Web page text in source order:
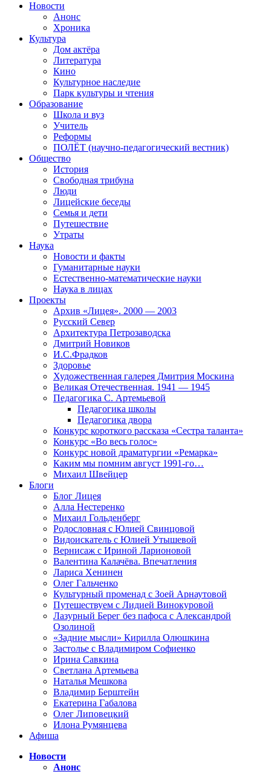
Новости
Анонс
Хроника
Культура
Дом актёра
Литература
Кино
Культурное наследие
Парк культуры и чтения
Образование
Школа и вуз
Учитель
Реформы
ПОЛЁТ (научно-педагогический вестник)
Общество
История
Свободная трибуна
Люди
Лицейские беседы
Семья и дети
Путешествие
Утраты
Наука
Новости и факты
Гуманитарные науки
Естественно-математические науки
Наука в лицах
Проекты
Архив «Лицея». 2000 — 2003
Русский Север
Архитектура Петрозаводска
Дмитрий Новиков
И.С.Фрадков
Здоровье
Художественная галерея Дмитрия Москина
Великая Отечественная. 1941 — 1945
Педагогика С. Артемьевой
Педагогика школы
Педагогика двора
Конкурс короткого рассказа «Сестра таланта»
Конкурс «Во весь голос»
Конкурс новой драматургии «Ремарка»
Каким мы помним август 1991-го…
Михаил Швейцер
Блоги
Блог Лицея
Алла Нестеренко
Михаил Гольденберг
Родословная с Юлией Свинцовой
Видоискатель с Юлией Утышевой
Вернисаж с Ириной Ларионовой
Валентина Калачёва. Впечатления
Лариса Хенинен
Олег Гальченко
Культурный променад с Зоей Арнаутовой
Путешествуем с Лидией Винокуровой
Лазурный Берег без пафоса с Александрой
Озолиной
«Задние мысли» Кирилла Олюшкина
Застолье с Владимиром Софиенко
Ирина Савкина
Светлана Артемьева
Наталья Мешкова
Владимир Берштейн
Екатерина Габалова
Олег Липовецкий
Илона Румянцева
Афиша
Новости
Анонс